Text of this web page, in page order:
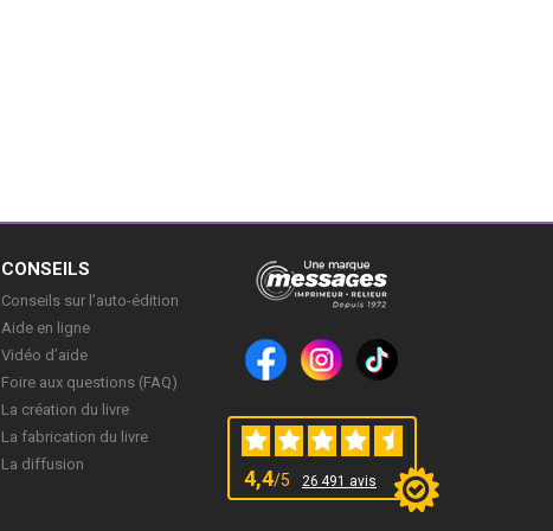
CONSEILS
Conseils sur l’auto-édition
Aide en ligne
Vidéo d’aide
Foire aux questions (FAQ)
La création du livre
La fabrication du livre
La diffusion
4,4/5 26 491 avis